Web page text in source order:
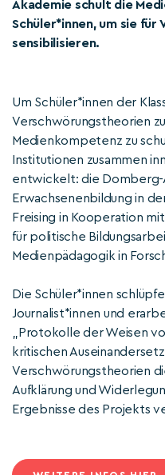
Akademie schult die
Schüler*innen, um sie
sensibilisieren.
Um Schüler*innen der
Verschwörungstheorien
Medienkompetenz zu
Institutionen zusammen
entwickelt: die Domberg-
Erwachsenenbildung in
Freising in Kooperation
für politische
Medienpädagogik in
Die Schüler*innen
Journalist*innen und
„Protokolle der Weisen
kritischen
Verschwörungstheorien
Aufklärung und
Ergebnisse des Projekts